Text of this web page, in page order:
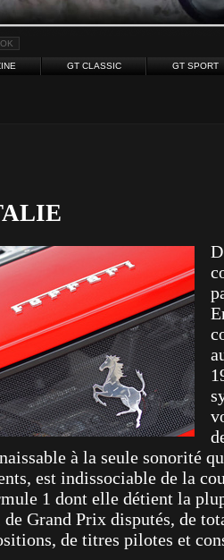
GT CLASSIC GT SPORT
à la seule sonorité
est indissociable de la
1 dont elle détient la
de Grand Prix disputés, de
de titres pilotes et